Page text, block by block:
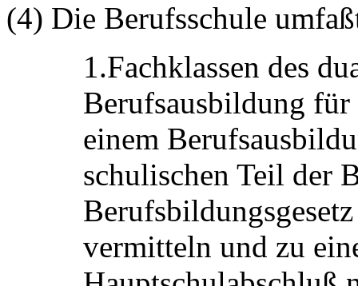
(4) Die Berufsschule
1.Fachklassen des
Berufsausbildung
einem
schulischen Teil der
vermitteln und zu